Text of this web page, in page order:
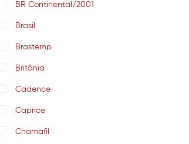
BR Continental/2001
Brasil
Brastemp
Britânia
Cadence
Caprice
Chamafil